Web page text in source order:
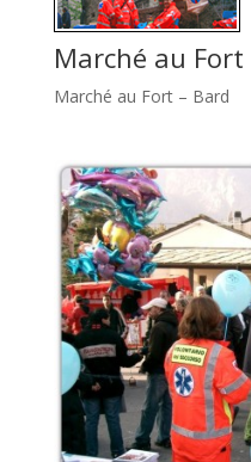
Marché au Fort
Marché au Fort – Bard